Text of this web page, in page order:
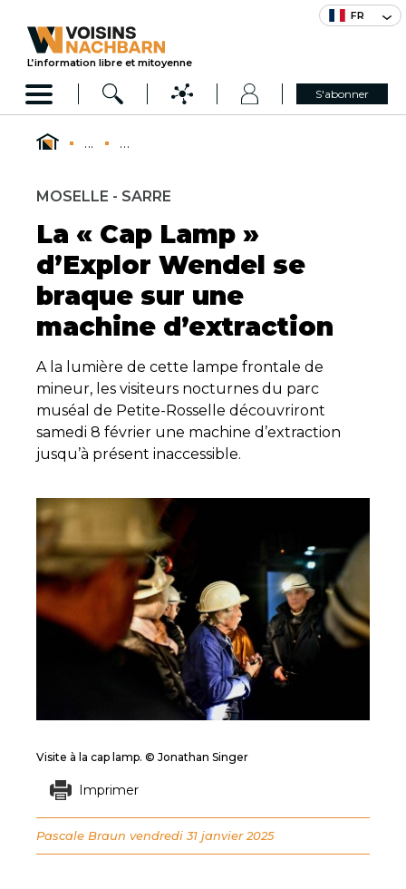
FR
L’information libre et mitoyenne
S'abonner
... ...
MOSELLE - SARRE
La « Cap Lamp »
d’Explor Wendel se
braque sur une
machine d’extraction
A la lumière de cette lampe frontale de
mineur, les visiteurs nocturnes du parc
muséal de Petite-Rosselle découvriront
samedi 8 février une machine d’extraction
jusqu’à présent inaccessible.
Visite à la cap lamp. © Jonathan Singer
Imprimer
Pascale Braun vendredi 31 janvier 2025